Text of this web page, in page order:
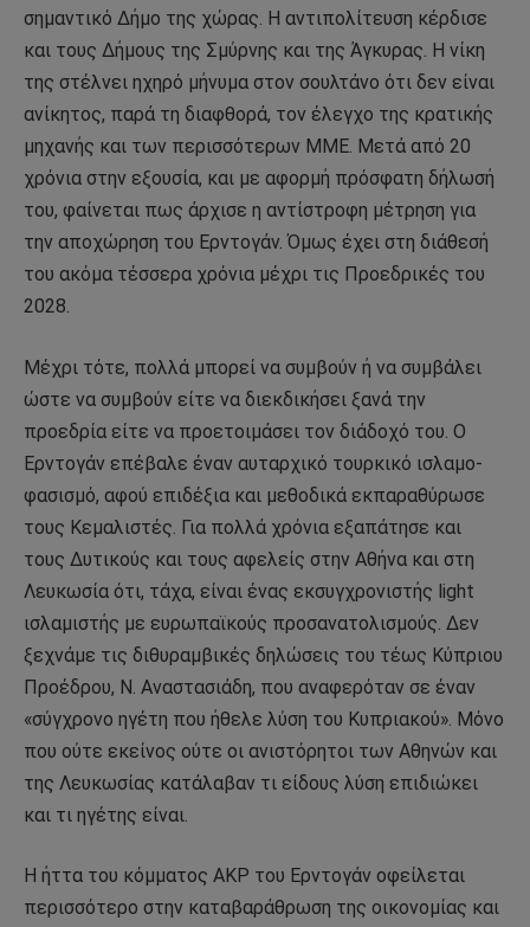
σημαντικό Δήμο της χώρας. Η αντιπολίτευση κέρδισε
και τους Δήμους της Σμύρνης και της Άγκυρας. Η νίκη
της στέλνει ηχηρό μήνυμα στον σουλτάνο ότι δεν είναι
ανίκητος, παρά τη διαφθορά, τον έλεγχο της κρατικής
μηχανής και των περισσότερων ΜΜΕ. Μετά από 20
χρόνια στην εξουσία, και με αφορμή πρόσφατη δήλωσή
του, φαίνεται πως άρχισε η αντίστροφη μέτρηση για
την αποχώρηση του Ερντογάν. Όμως έχει στη διάθεσή
του ακόμα τέσσερα χρόνια μέχρι τις Προεδρικές του
2028.
Μέχρι τότε, πολλά μπορεί να συμβούν ή να συμβάλει
ώστε να συμβούν είτε να διεκδικήσει ξανά την
προεδρία είτε να προετοιμάσει τον διάδοχό του. Ο
Ερντογάν επέβαλε έναν αυταρχικό τουρκικό ισλαμο-
φασισμό, αφού επιδέξια και μεθοδικά εκπαραθύρωσε
τους Κεμαλιστές. Για πολλά χρόνια εξαπάτησε και
τους Δυτικούς και τους αφελείς στην Αθήνα και στη
Λευκωσία ότι, τάχα, είναι ένας εκσυγχρονιστής light
ισλαμιστής με ευρωπαϊκούς προσανατολισμούς. Δεν
ξεχνάμε τις διθυραμβικές δηλώσεις του τέως Κύπριου
Προέδρου, Ν. Αναστασιάδη, που αναφερόταν σε έναν
«σύγχρονο ηγέτη που ήθελε λύση του Κυπριακού». Μόνο
που ούτε εκείνος ούτε οι ανιστόρητοι των Αθηνών και
της Λευκωσίας κατάλαβαν τι είδους λύση επιδιώκει
και τι ηγέτης είναι.
Η ήττα του κόμματος ΑΚΡ του Ερντογάν οφείλεται
περισσότερο στην καταβαράθρωση της οικονομίας και